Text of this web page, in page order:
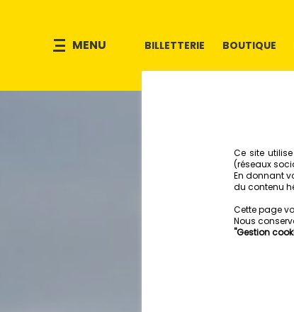
MENU BILLETTERIE BOUTIQUE